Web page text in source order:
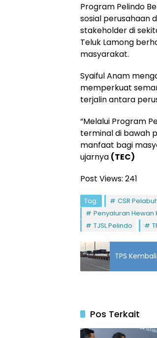
Program Pelindo
sosial perusahaan
stakeholder di
Teluk Lamong
masyarakat.
Syaiful Anam
memperkuat
terjalin antara
“Melalui Program
terminal di bawah
manfaat bagi
ujarnya (TEC)
Post Views: 241
Tag: CSR
Penyaluran Hewan
TJSL Pelindo
TPS
Pos Terkait